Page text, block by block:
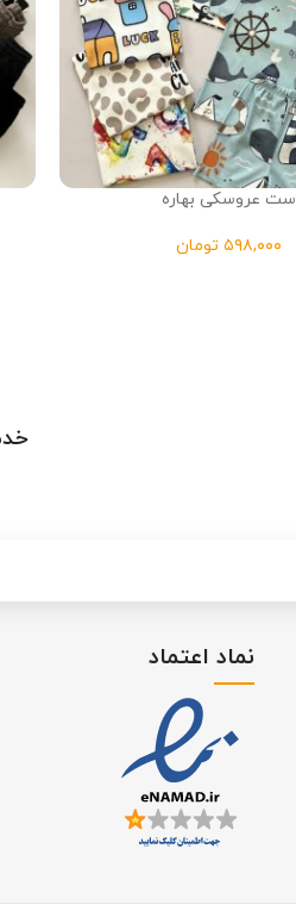
ست عروسکی بهاره
تومان
نماد اعتماد